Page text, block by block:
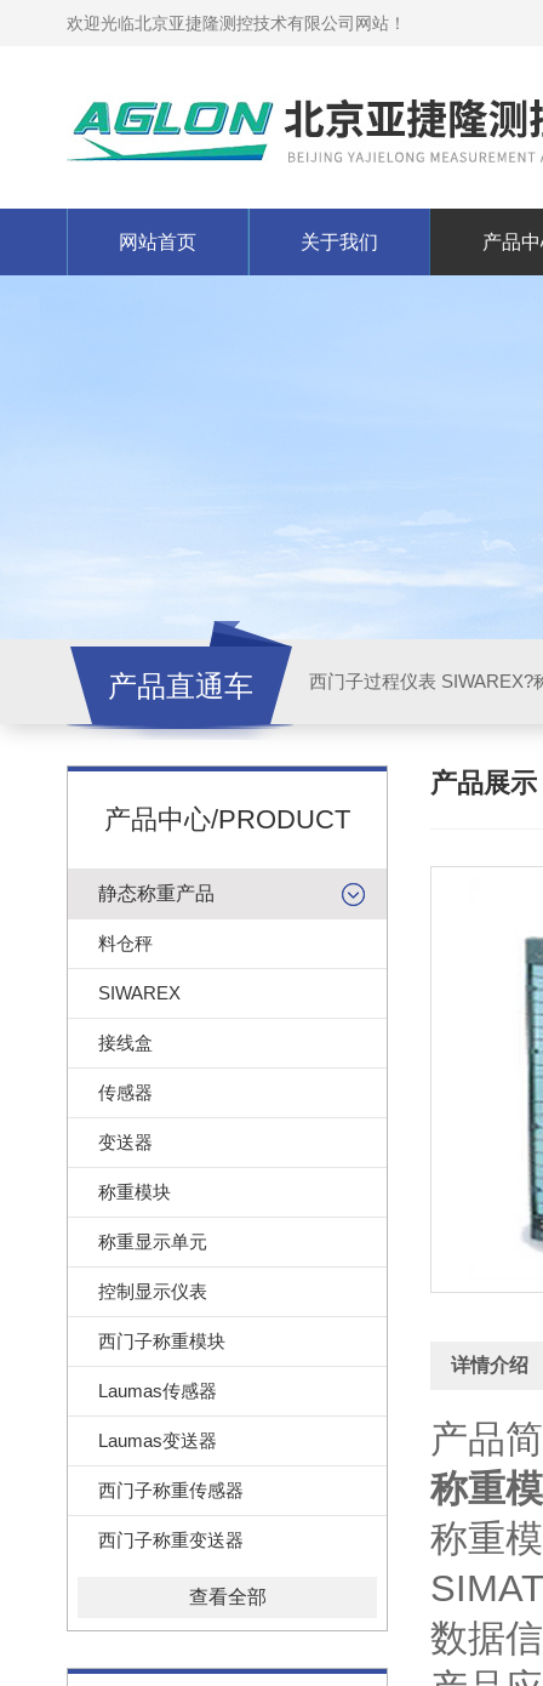
欢迎光临北京亚捷隆测控技术有限公司网站！
网站首页 关于我们 产品
产品直通车 西门子过程仪表 SIWAREX?
产品中心/PRODUCT
静态称重产品
料仓秤
SIWAREX
接线盒
传感器
变送器
称重模块
称重显示单元
控制显示仪表
西门子称重模块
Laumas传感器
Laumas变送器
西门子称重传感器
西门子称重变送器
查看全部
产品展示
详情介绍
产品
称重
称重
数据